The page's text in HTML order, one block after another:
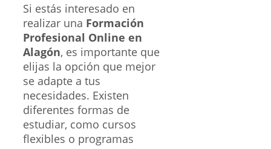
Si estás interesado en
realizar una Formación
Profesional Online en
Alagón, es importante que
elijas la opción que mejor
se adapte a tus
necesidades. Existen
diferentes formas de
estudiar, como cursos
flexibles o programas